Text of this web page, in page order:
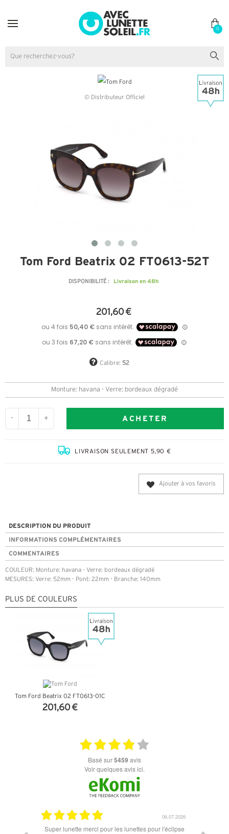
0
© Distributeur Officiel
Tom Ford Beatrix 02 FT0613-52T
DISPONIBILITÉ : Livraison en 48h
201,60 €
Calibre: 52
Monture: havana - Verre: bordeaux dégradé
- + ACHETER
LIVRAISON SEULEMENT 5,90 €
Ajouter à vos favoris
DESCRIPTION DU PRODUIT
INFORMATIONS COMPLÉMENTAIRES
COMMENTAIRES
COULEUR: Monture: havana - Verre: bordeaux dégradé
MESURES: Verre: 52mm - Pont: 22mm - Branche: 140mm
PLUS DE COULEURS
Tom Ford Beatrix 02 FT0613-01C
201,60 €
basé sur5459 avis
Voir quelques avis ici.
06.07.2026
Super lunette merci pour les lunettes pour l'éclipse